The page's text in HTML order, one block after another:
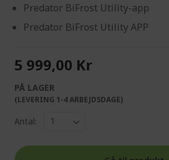
Predator BiFrost Utility-app
Predator BiFrost Utility APP
5 999,00 Kr
PÅ LAGER
(LEVERING 1-4 ARBEJDSDAGE)
Antal: